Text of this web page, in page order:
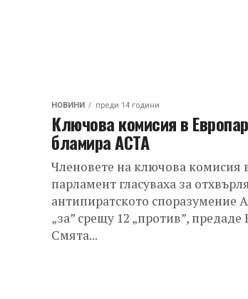
НОВИНИ преди 14 години
Ключова комисия в
бламира АСТА
Членовете на ключова комисия
парламент гласуваха за
антипиратското споразумение
„за” срещу 12 „против”,
Смята...